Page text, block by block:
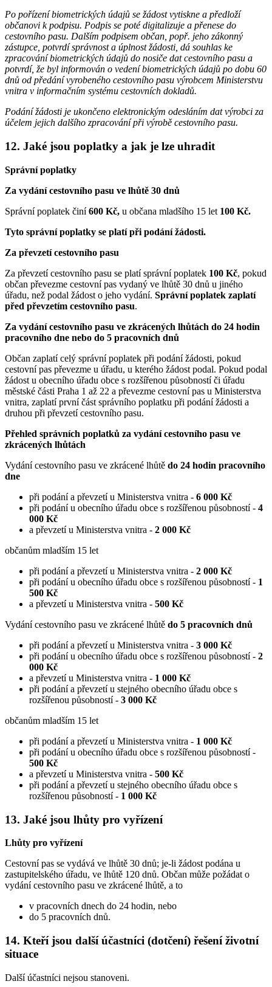
Po pořízení biometrických údajů se žádost vytiskne a předloží
občanovi k podpisu. Podpis se poté digitalizuje a přenese do
cestovního pasu. Dalším podpisem občan, popř. jeho zákonný
zástupce, potvrdí správnost a úplnost žádosti, dá souhlas ke
zpracování biometrických údajů do nosiče dat cestovního pasu a
potvrdí, že byl informován o vedení biometrických údajů po dobu 60
dnů od předání vyrobeného cestovního pasu výrobcem Ministerstvu
vnitra v informačním systému cestovních dokladů.
Podání žádosti je ukončeno elektronickým odesláním dat výrobci za
účelem jejich dalšího zpracování při výrobě cestovního pasu.
12. Jaké jsou poplatky a jak je lze uhradit
Správní poplatky
Za vydání cestovního pasu ve lhůtě 30 dnů
Správní poplatek činí600 Kč, u občana mladšího 15 let 100 Kč.
Tyto správní poplatky se platí při podání žádosti.
Za převzetí cestovního pasu
Za převzetí cestovního pasu se platí správní poplatek 100 Kč, pokud
občan převezme cestovní pas vydaný ve lhůtě 30 dnů u jiného
úřadu, než podal žádost o jeho vydání. Správní poplatek zaplatí
před převzetím cestovního pasu.
Za vydání cestovního pasu ve zkrácených lhůtách do 24 hodin
pracovního dne nebo do 5 pracovních dnů
Občan zaplatí celý správní poplatek při podání žádosti, pokud
cestovní pas převezme u úřadu, u kterého žádost podal. Pokud podal
žádost u obecního úřadu obce s rozšířenou působností či úřadu
městské části Praha 1 až 22 a převezme cestovní pas u Ministerstva
vnitra, zaplatí první část správního poplatku při podání žádosti a
druhou při převzetí cestovního pasu.
Přehled správních poplatků za vydání cestovního pasu ve
zkrácených lhůtách
Vydání cestovního pasu ve zkrácené lhůtě do 24 hodin pracovního
dne
při podání a převzetí u Ministerstva vnitra - 6 000 Kč
při podání u obecního úřadu obce s rozšířenou působností - 4
000 Kč
a převzetí u Ministerstva vnitra - 2 000 Kč
občanům mladším 15 let
při podání a převzetí u Ministerstva vnitra - 2 000 Kč
při podání u obecního úřadu obce s rozšířenou působností - 1
500 Kč
a převzetí u Ministerstva vnitra - 500 Kč
Vydání cestovního pasu ve zkrácené lhůtě do 5 pracovních dnů
při podání a převzetí u Ministerstva vnitra - 3 000 Kč
při podání u obecního úřadu obce s rozšířenou působností - 2
000 Kč
a převzetí u Ministerstva vnitra - 1 000 Kč
při podání a převzetí u stejného obecního úřadu obce s
rozšířenou působností - 3 000 Kč
občanům mladším 15 let
při podání a převzetí u Ministerstva vnitra - 1 000 Kč
při podání u obecního úřadu obce s rozšířenou působností -
500 Kč
a převzetí u Ministerstva vnitra - 500 Kč
při podání a převzetí u stejného obecního úřadu obce s
rozšířenou působností - 1 000 Kč
13. Jaké jsou lhůty pro vyřízení
Lhůty pro vyřízení
Cestovní pas se vydává ve lhůtě 30 dnů; je-li žádost podána u
zastupitelského úřadu, ve lhůtě 120 dnů. Občan může požádat o
vydání cestovního pasu ve zkrácené lhůtě, a to
v pracovních dnech do 24 hodin, nebo
do 5 pracovních dnů.
14. Kteří jsou další účastníci (dotčení) řešení životní
situace
Další účastníci nejsou stanoveni.